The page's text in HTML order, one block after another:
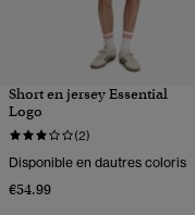
Short en jersey Essential
Logo
(2)
Disponible en dautres coloris
€54.99